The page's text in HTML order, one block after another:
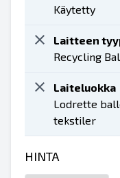
Käytetty
Laitteen
Recycling
Laiteluokka
Lodrette
tekstiler
HINTA